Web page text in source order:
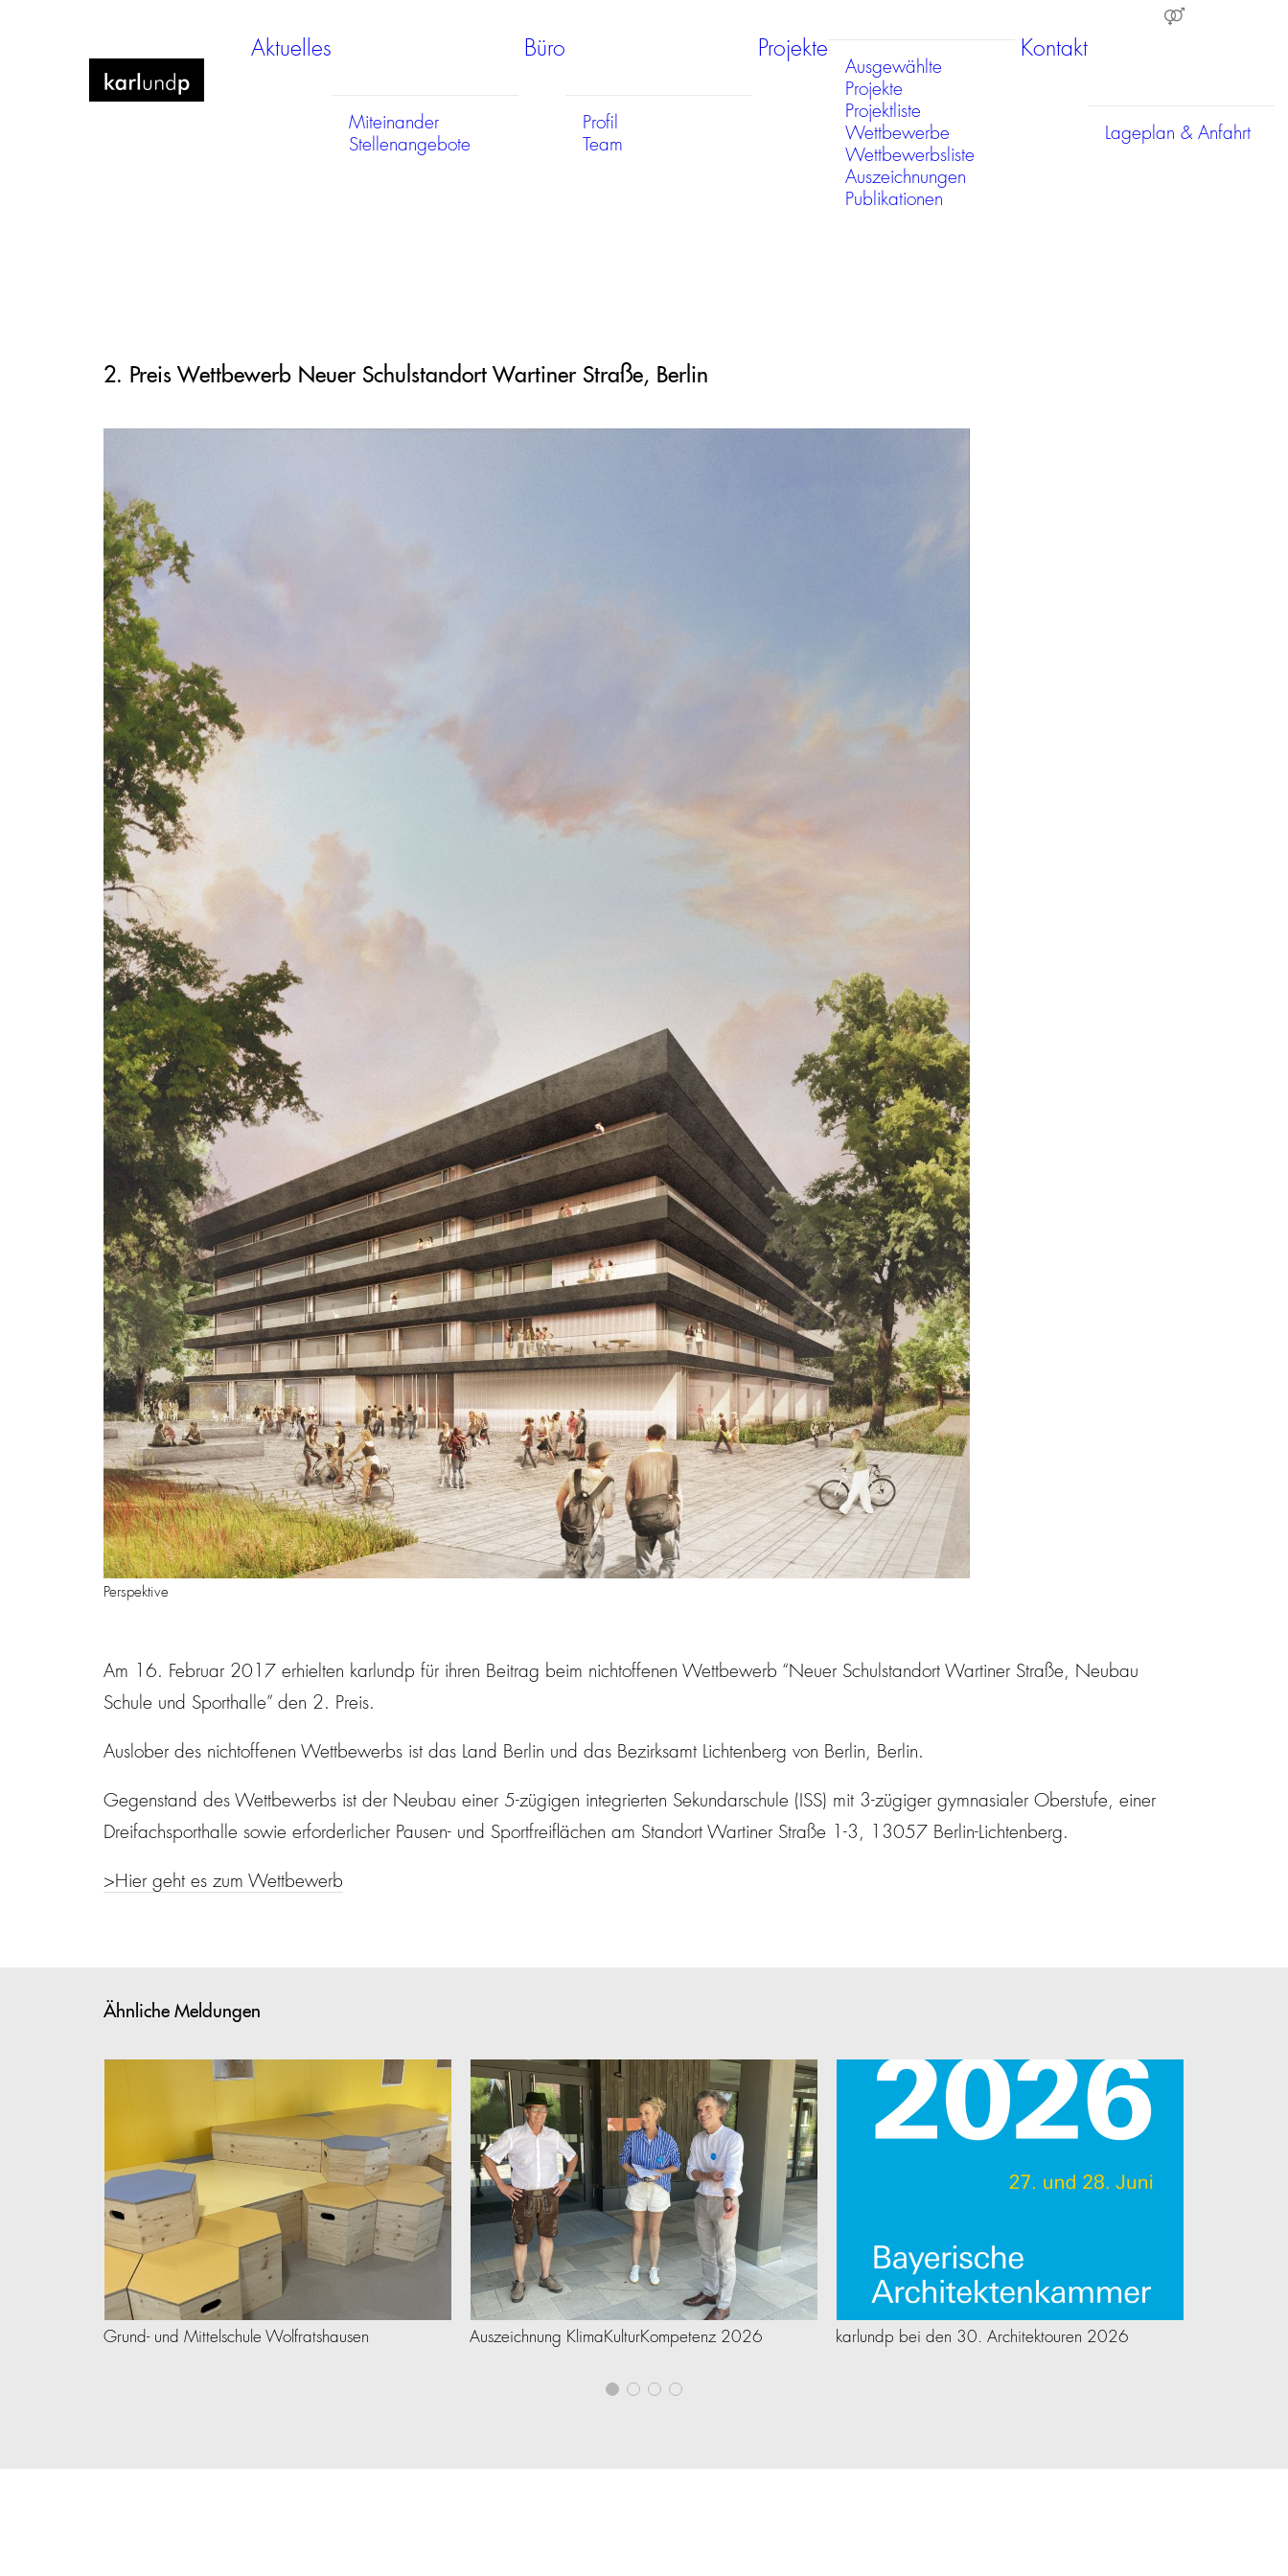
Aktuelles
Miteinander
Stellenangebote
Büro
Profil
Team
Projekte
Ausgewählte
Projekte
Projektliste
Wettbewerbe
Wettbewerbsliste
Auszeichnungen
Publikationen
Kontakt
Lageplan & Anfahrt
2. Preis Wettbewerb Neuer Schulstandort Wartiner Straße, Berlin
Perspektive
Am 16. Februar 2017 erhielten karlundp für ihren Beitrag beim nichtoffenen Wettbewerb “Neuer Schulstandort Wartiner Straße, Neubau
Schule und Sporthalle” den 2. Preis.
Auslober des nichtoffenen Wettbewerbs ist das Land Berlin und das Bezirksamt Lichtenberg von Berlin, Berlin.
Gegenstand des Wettbewerbs ist der Neubau einer 5-zügigen integrierten Sekundarschule (ISS) mit 3-zügiger gymnasialer Oberstufe, einer
Dreifachsporthalle sowie erforderlicher Pausen- und Sportfreiflächen am Standort Wartiner Straße 1-3, 13057 Berlin-Lichtenberg.
>Hier geht es zum Wettbewerb
Ähnliche Meldungen
Grund- und Mittelschule Wolfratshausen Auszeichnung KlimaKulturKompetenz 2026 karlundp bei den 30. Architektouren 2026